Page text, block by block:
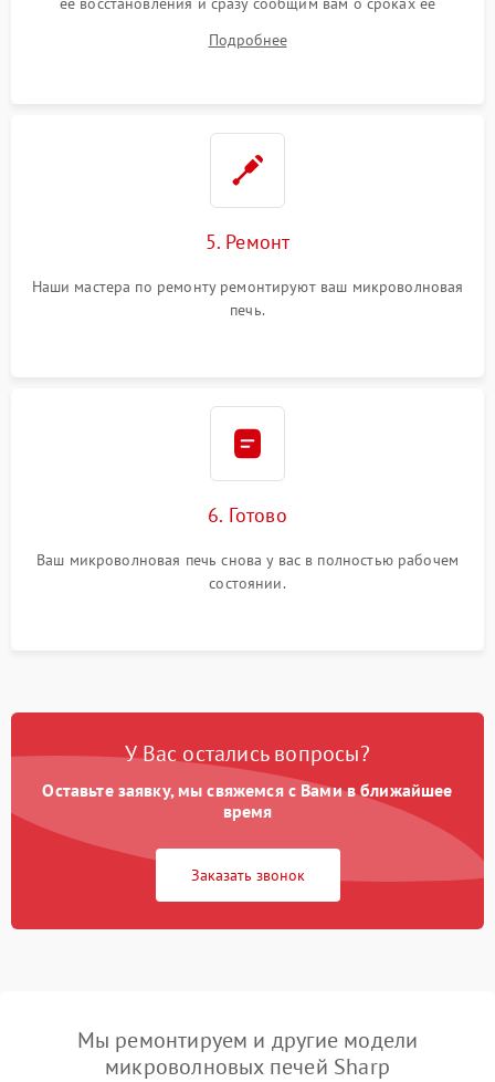
Подробнее
5. Ремонт
Наши мастера по ремонту ремонтируют ваш микроволновая
печь.
6. Готово
Ваш микроволновая печь снова у вас в полностью рабочем
состоянии.
У Вас остались вопросы?
Оставьте заявку, мы свяжемся с Вами в ближайшее
время
Заказать звонок
Мы ремонтируем и другие модели
микроволновых печей Sharp